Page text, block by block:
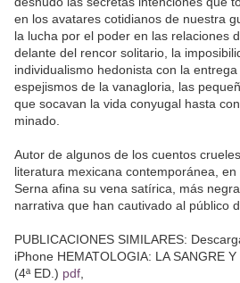
en los avatares cotidianos de nuestra
la lucha por el poder en las relaciones
delante del rencor solitario, la
individualismo hedonista con la
espejismos de la vanagloria, las
que socavan la vida conyugal hasta
minado.
Autor de algunos de los cuentos
literatura mexicana contemporánea,
Serna afina su vena satírica, más
narrativa que han cautivado al público
PUBLICACIONES SIMILARES:
iPhone HEMATOLOGIA: LA SANGRE
(4ª ED.) pdf